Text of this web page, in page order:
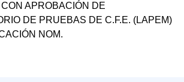
APROBACIÓN DE
DE PRUEBAS DE C.F.E. (LAPEM)
NOM.